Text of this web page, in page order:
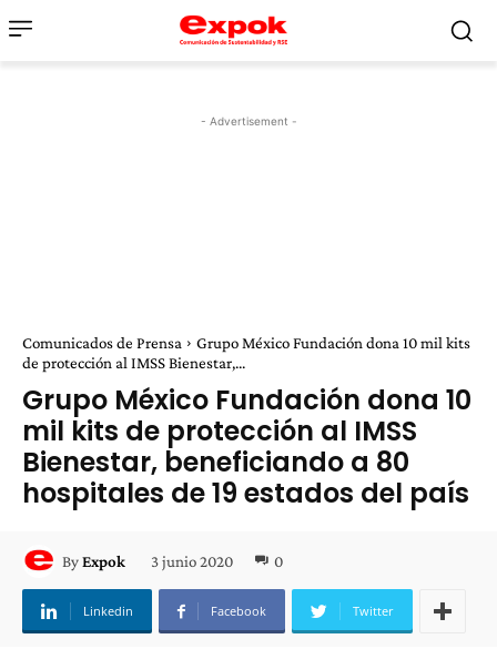
- Advertisement -
Comunicados de Prensa
Grupo México Fundación dona 10 mil kits
de protección al IMSS Bienestar,...
Grupo México Fundación dona 10
mil kits de protección al IMSS
Bienestar, beneficiando a 80
hospitales de 19 estados del país
ByExpok 3 junio 2020 0
Linkedin Facebook Twitter